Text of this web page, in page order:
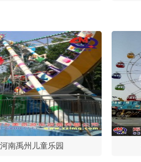
河南禹州儿童乐园